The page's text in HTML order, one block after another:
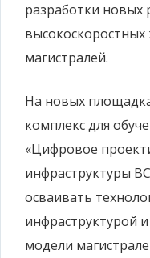
разработки новых
магистралей.
На новых
комплекс для
«Цифровое
инфраструктуры
осваивать
инфраструктурой
модели